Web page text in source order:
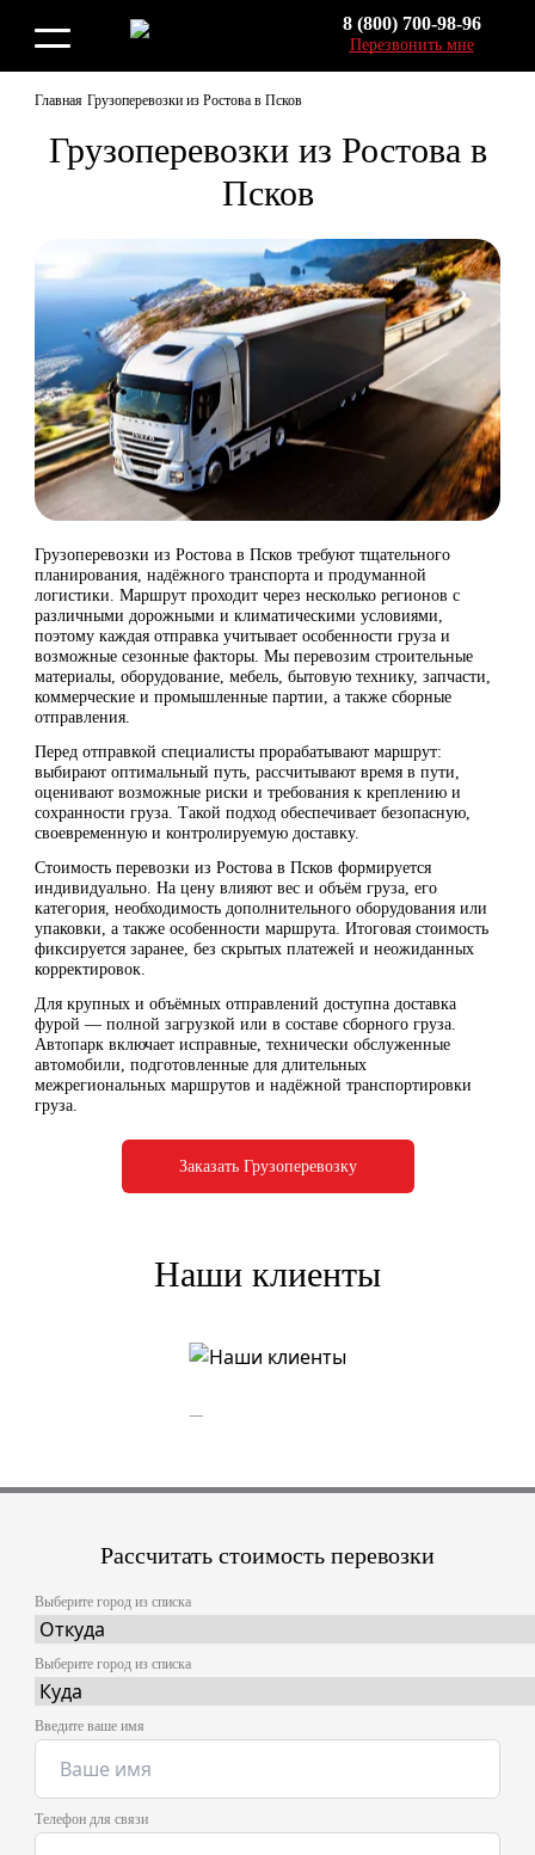
8 (800) 700-98-96
Перезвонить мне
Главная Грузоперевозки из Ростова в Псков
Грузоперевозки из Ростова в
Псков
Грузоперевозки из Ростова в Псков требуют тщательного
планирования, надёжного транспорта и продуманной
логистики. Маршрут проходит через несколько регионов с
различными дорожными и климатическими условиями,
поэтому каждая отправка учитывает особенности груза и
возможные сезонные факторы. Мы перевозим строительные
материалы, оборудование, мебель, бытовую технику, запчасти,
коммерческие и промышленные партии, а также сборные
отправления.
Перед отправкой специалисты прорабатывают маршрут:
выбирают оптимальный путь, рассчитывают время в пути,
оценивают возможные риски и требования к креплению и
сохранности груза. Такой подход обеспечивает безопасную,
своевременную и контролируемую доставку.
Стоимость перевозки из Ростова в Псков формируется
индивидуально. На цену влияют вес и объём груза, его
категория, необходимость дополнительного оборудования или
упаковки, а также особенности маршрута. Итоговая стоимость
фиксируется заранее, без скрытых платежей и неожиданных
корректировок.
Для крупных и объёмных отправлений доступна доставка
фурой — полной загрузкой или в составе сборного груза.
Автопарк включает исправные, технически обслуженные
автомобили, подготовленные для длительных
межрегиональных маршрутов и надёжной транспортировки
груза.
Заказать Грузоперевозку
Наши клиенты
Рассчитать стоимость перевозки
Выберите город из списка
Выберите город из списка
Введите ваше имя
Телефон для связи